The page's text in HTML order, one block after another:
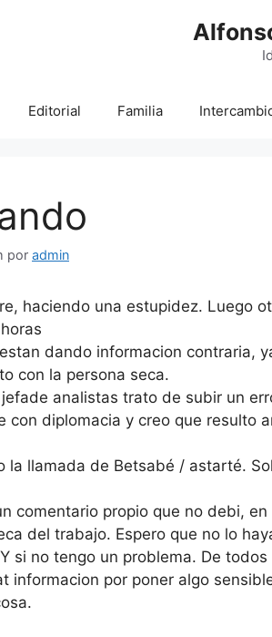
Editorial Familia
por admin
haciendo una estupidez. Luego
dando informacion contraria,
con la persona seca.
analistas trato de subir un
con diplomacia y creo que resulto
la llamada de Betsabé / astarté.
comentario propio que no debi,
del trabajo. Espero que no lo
si no tengo un problema. De
informacion por poner algo